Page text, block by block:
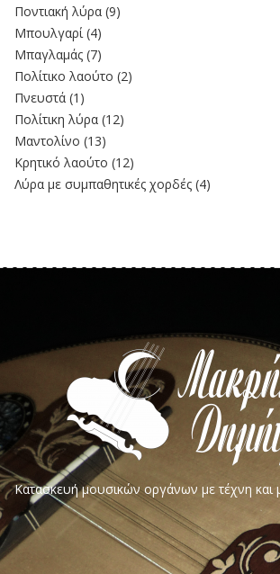
Ποντιακή λύρα (9)
Μπουλγαρί (4)
Μπαγλαμάς (7)
Πολίτικο λαούτο (2)
Πνευστά (1)
Πολίτικη λύρα (12)
Μαντολίνο (13)
Κρητικό λαούτο (12)
Λύρα με συμπαθητικές χορδές (4)
Κατασκευή μουσικών οργάνων με τέχνη και